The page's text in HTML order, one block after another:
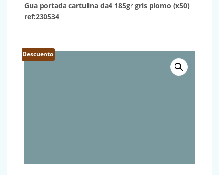
gua portada cartulina da4 185gr gris plomo (x50)
ref:230534
Descuento